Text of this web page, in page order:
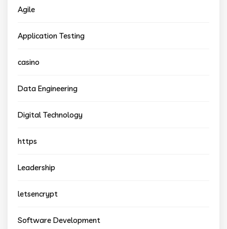
Agile
Application Testing
casino
Data Engineering
Digital Technology
https
Leadership
letsencrypt
Software Development